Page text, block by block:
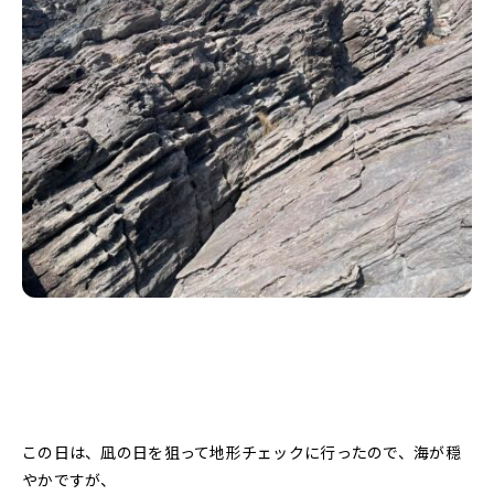
この日は、凪の日を狙って地形チェックに行ったので、海が穏
やかですが、